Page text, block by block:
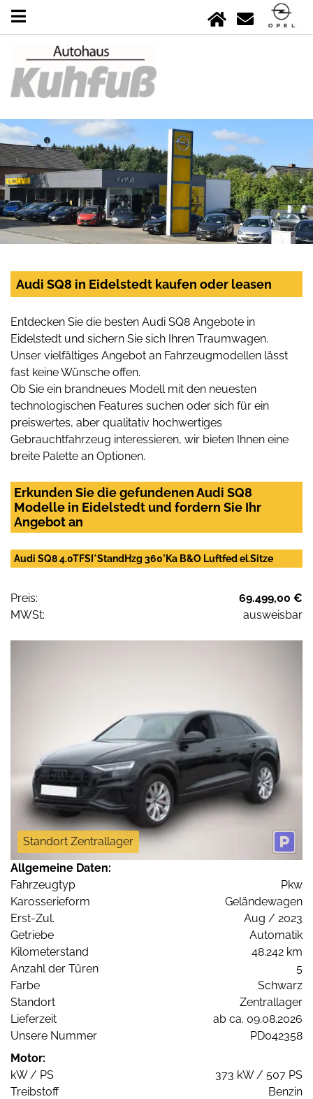
Audi SQ8 in Eidelstedt kaufen oder leasen
Entdecken Sie die besten Audi SQ8 Angebote in
Eidelstedt und sichern Sie sich Ihren Traumwagen.
Unser vielfältiges Angebot an Fahrzeugmodellen lässt
fast keine Wünsche offen.
Ob Sie ein brandneues Modell mit den neuesten
technologischen Features suchen oder sich für ein
preiswertes, aber qualitativ hochwertiges
Gebrauchtfahrzeug interessieren, wir bieten Ihnen eine
breite Palette an Optionen.
Erkunden Sie die gefundenen Audi SQ8
Modelle in Eidelstedt und fordern Sie Ihr
Angebot an
Audi SQ8 4.0TFSI*StandHzg 360°Ka B&O Luftfed el.Sitze
Preis:
69.499,00 €
MWSt:
ausweisbar
Standort Zentrallager
Allgemeine Daten:
Fahrzeugtyp
Pkw
Karosserieform
Geländewagen
Erst-Zul.
Aug / 2023
Getriebe
Automatik
Kilometerstand
48.242 km
Anzahl der Türen
5
Farbe
Schwarz
Standort
Zentrallager
Lieferzeit
ab ca. 09.08.2026
Unsere Nummer
PD042358
Motor:
kW / PS
373 kW / 507 PS
Treibstoff
Benzin